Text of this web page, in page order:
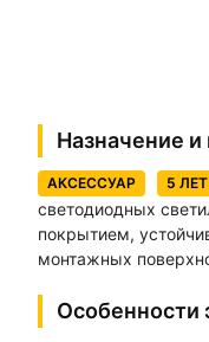
Назначение и
АКСЕССУАР 5
светодиодных
покрытием,
монтажных
Особенности